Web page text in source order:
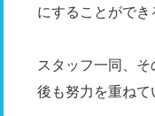
にすることができ
スタッフ一同、
後も努力を重ねて